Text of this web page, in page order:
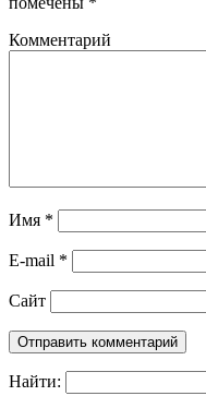
Комментарий
Имя *
E-mail *
Сайт
Найти: